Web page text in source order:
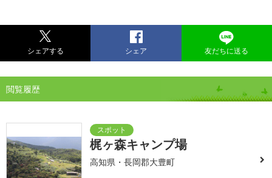
シェアする シェア 友だちに送る
閲覧履歴
梶ヶ森キャンプ場
高知県・長岡郡大豊町